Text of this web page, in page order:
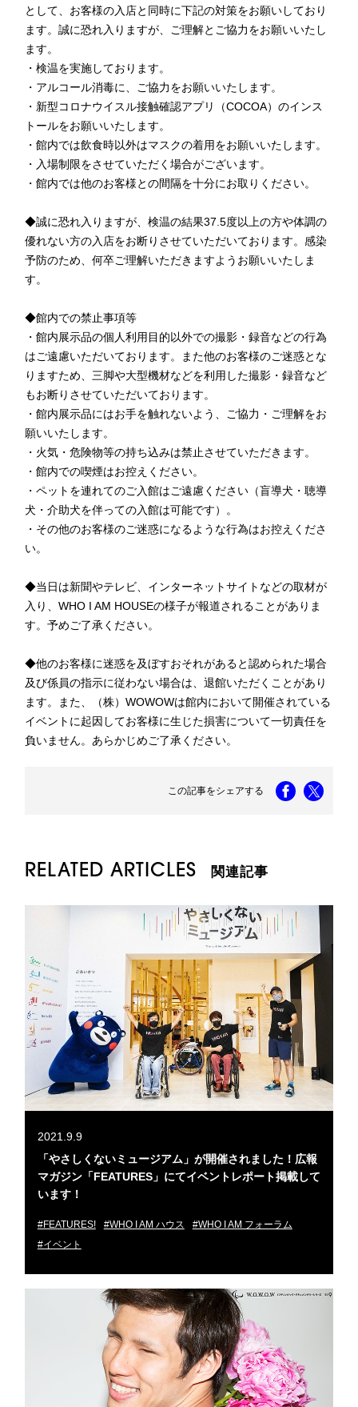
として、お客様の入店と同時に下記の対策をお願いしており
ます。誠に恐れ入りますが、ご理解とご協力をお願いいたし
ます。
・検温を実施しております。
・アルコール消毒に、ご協力をお願いいたします。
・新型コロナウイスル接触確認アプリ（COCOA）のインス
トールをお願いいたします。
・館内では飲食時以外はマスクの着用をお願いいたします。
・入場制限をさせていただく場合がございます。
・館内では他のお客様との間隔を十分にお取りください。
◆誠に恐れ入りますが、検温の結果37.5度以上の方や体調の
優れない方の入店をお断りさせていただいております。感染
予防のため、何卒ご理解いただきますようお願いいたしま
す。
◆館内での禁止事項等
・館内展示品の個人利用目的以外での撮影・録音などの行為
はご遠慮いただいております。また他のお客様のご迷惑とな
りますため、三脚や大型機材などを利用した撮影・録音など
もお断りさせていただいております。
・館内展示品にはお手を触れないよう、ご協力・ご理解をお
願いいたします。
・火気・危険物等の持ち込みは禁止させていただきます。
・館内での喫煙はお控えください。
・ペットを連れてのご入館はご遠慮ください（盲導犬・聴導
犬・介助犬を伴っての入館は可能です）。
・その他のお客様のご迷惑になるような行為はお控えくださ
い。
◆当日は新聞やテレビ、インターネットサイトなどの取材が
入り、WHO I AM HOUSEの様子が報道されることがありま
す。予めご了承ください。
◆他のお客様に迷惑を及ぼすおそれがあると認められた場合
及び係員の指示に従わない場合は、退館いただくことがあり
ます。また、（株）WOWOWは館内において開催されている
イベントに起因してお客様に生じた損害について一切責任を
負いません。あらかじめご了承ください。
この記事をシェアする
RELATED ARTICLES 関連記事
2021.9.9
「やさしくないミュージアム」が開催されました！広報
マガジン「FEATURES」にてイベントレポート掲載して
います！
#FEATURES! #WHO I AM ハウス
#WHO I AM フォーラム
#イベント